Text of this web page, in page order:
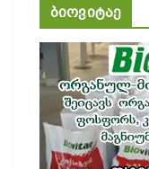
ბიოვიტაე